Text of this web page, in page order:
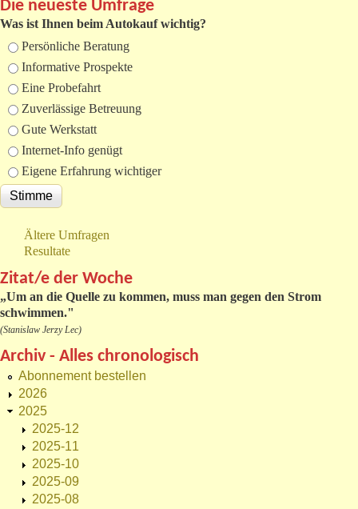
Die neueste Umfrage
Was ist Ihnen beim Autokauf wichtig?
Auswahlmöglichkeiten
Persönliche Beratung
Informative Prospekte
Eine Probefahrt
Zuverlässige Betreuung
Gute Werkstatt
Internet-Info genügt
Eigene Erfahrung wichtiger
Ältere Umfragen
Resultate
Zitat/e der Woche
„Um an die Quelle zu kommen, muss man gegen den Strom
schwimmen."
(Stanislaw Jerzy Lec)
Archiv - Alles chronologisch
Abonnement bestellen
2026
2025
2025-12
2025-11
2025-10
2025-09
2025-08